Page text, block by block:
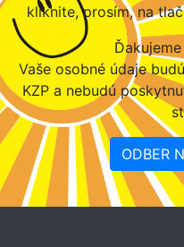
kliknite, prosím, na
Vaše osobné údaje
KZP a nebudú
ODBER